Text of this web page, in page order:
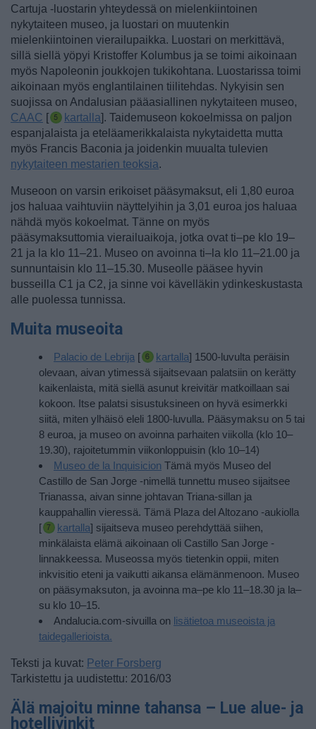
Cartuja -luostarin yhteydessä on mielenkiintoinen
nykytaiteen museo, ja luostari on muutenkin
mielenkiintoinen vierailupaikka. Luostari on merkittävä,
sillä siellä yöpyi Kristoffer Kolumbus ja se toimi aikoinaan
myös Napoleonin joukkojen tukikohtana. Luostarissa toimi
aikoinaan myös englantilainen tiilitehdas. Nykyisin sen
suojissa on Andalusian pääasiallinen nykytaiteen museo,
CAAC [ kartalla]. Taidemuseon kokoelmissa on paljon
espanjalaista ja eteläamerikkalaista nykytaidetta mutta
myös Francis Baconia ja joidenkin muualta tulevien
nykytaiteen mestarien teoksia.
Museoon on varsin erikoiset pääsymaksut, eli 1,80 euroa
jos haluaa vaihtuviin näyttelyihin ja 3,01 euroa jos haluaa
nähdä myös kokoelmat. Tänne on myös
pääsymaksuttomia vierailuaikoja, jotka ovat ti–pe klo 19–
21 ja la klo 11–21. Museo on avoinna ti–la klo 11–21.00 ja
sunnuntaisin klo 11–15.30. Museolle pääsee hyvin
busseilla C1 ja C2, ja sinne voi kävelläkin ydinkeskustasta
alle puolessa tunnissa.
Muita museoita
Palacio de Lebrija [ kartalla] 1500-luvulta peräisin
olevaan, aivan ytimessä sijaitsevaan palatsiin on kerätty
kaikenlaista, mitä siellä asunut kreivitär matkoillaan sai
kokoon. Itse palatsi sisustuksineen on hyvä esimerkki
siitä, miten ylhäisö eleli 1800-luvulla. Pääsymaksu on 5 tai
8 euroa, ja museo on avoinna parhaiten viikolla (klo 10–
19.30), rajoitetummin viikonloppuisin (klo 10–14)
Museo de la Inquisicion Tämä myös Museo del
Castillo de San Jorge -nimellä tunnettu museo sijaitsee
Trianassa, aivan sinne johtavan Triana-sillan ja
kauppahallin vieressä. Tämä Plaza del Altozano -aukiolla
[
kartalla] sijaitseva museo perehdyttää siihen,
minkälaista elämä aikoinaan oli Castillo San Jorge -
linnakkeessa. Museossa myös tietenkin oppii, miten
inkvisitio eteni ja vaikutti aikansa elämänmenoon. Museo
on pääsymaksuton, ja avoinna ma–pe klo 11–18.30 ja la–
su klo 10–15.
Andalucia.com-sivuilla on lisätietoa museoista ja
taidegallerioista.
Teksti ja kuvat: Peter Forsberg
Tarkistettu ja uudistettu: 2016/03
Älä majoitu minne tahansa – Lue alue- ja
hotellivinkit